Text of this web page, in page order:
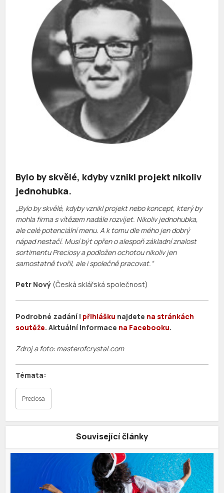
Bylo by skvělé, kdyby vznikl projekt nikoliv
jednohubka.
„Bylo by skvělé, kdyby vznikl projekt nebo koncept, který by
mohla firma s vítězem nadále rozvíjet. Nikoliv jednohubka,
ale celé potenciální menu. A k tomu dle mého jen dobrý
nápad nestačí. Musí být opřen o alespoň základní znalost
sortimentu Preciosy a podložen ochotou nikoliv jen
samostatně tvořil, ale i společně pracovat.“
Petr Nový (Česká sklářská společnost)
Podrobné zadání i přihlášku najdete na stránkách
soutěže. Aktuální informace na Facebooku.
Zdroj a foto: masterofcrystal.com
Preciosa
Související články